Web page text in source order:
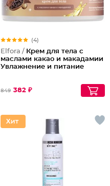
(4)
Elfora / Крем для тела с
маслами какао и макадамии
Увлажнение и питание
849 382 ₽